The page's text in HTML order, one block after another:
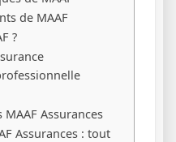
de MAAF
?
Assurances
Assurances : tout